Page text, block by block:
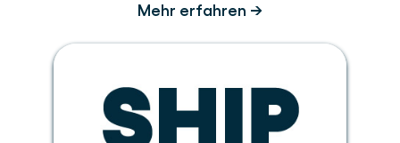
Mehr erfahren →